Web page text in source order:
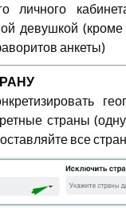
личного
девушкой (кроме
анкеты)
страны
все